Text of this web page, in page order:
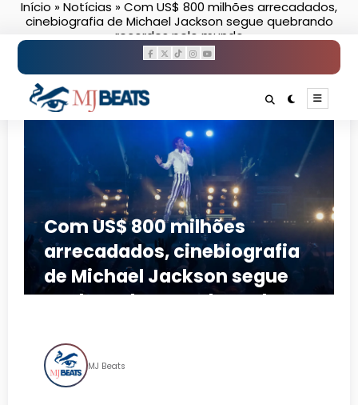
PularInício »Notícias »Com US$ 800 milhões arrecadados,
cinebiografia de Michael Jackson segue quebrando
recordes pelo mundo
Com US$ 800 milhões
arrecadados, cinebiografia
de Michael Jackson segue
quebrando recordes pelo
MJ Beats